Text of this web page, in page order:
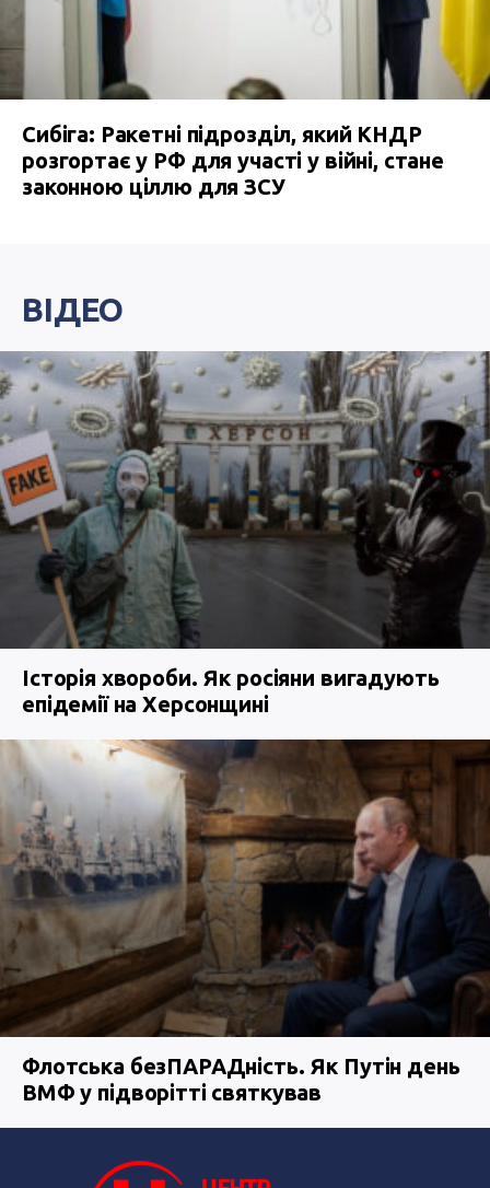
Сибіга: Ракетні підрозділ, який КНДР
розгортає у РФ для участі у війні, стане
законною ціллю для ЗСУ
ВІДЕО
Історія хвороби. Як росіяни вигадують
епідемії на Херсонщині
Флотська безПАРАДність. Як Путін день
ВМФ у підворітті святкував